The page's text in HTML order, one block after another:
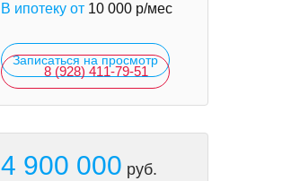
В ипотеку от 10 000 р/мес
Записаться на просмотр
8 (928) 411-79-51
4 900 000 руб.